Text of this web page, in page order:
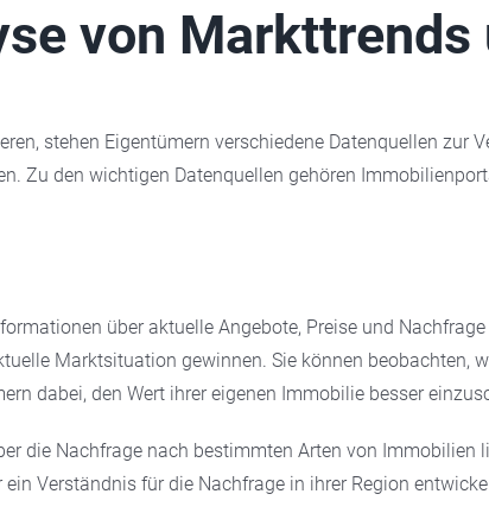
von
stehen Eigentümern verschiedene Datenquellen zur
Zu den wichtigen Datenquellen gehören
über aktuelle Angebote, Preise und
Marktsituation gewinnen. Sie können beobachten,
dabei, den Wert ihrer eigenen Immobilie besser
die Nachfrage nach bestimmten Arten von Immobilien
Verständnis für die Nachfrage in ihrer Region